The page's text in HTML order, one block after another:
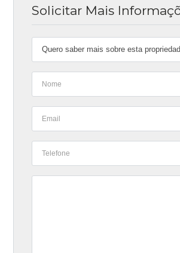
Solicitar Mais